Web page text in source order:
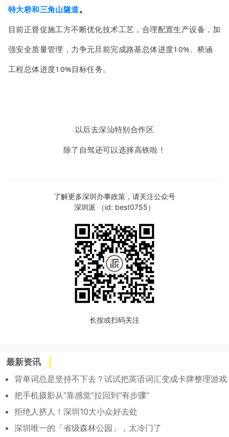
特大桥和三角山隧道。
目前正督促施工方不断优化技术工艺，合理配置生产设备，加
强安全质量管理，力争元旦前完成路基总体进度10%、桥涵
工程总体进度10%目标任务。
以后去深汕特别合作区
除了自驾还可以选择高铁啦！
了解更多深圳办事政策，请关注公众号
深圳派 （id: best0755）
长按或扫码关注
最新资讯
背单词总是坚持不下去？试试把英语词汇变成卡牌整理游戏
把手机摄影从“靠感觉”拉回到“有步骤”
拒绝人挤人！深圳10大小众好去处
深圳唯一的「省级森林公园」，太冷门了